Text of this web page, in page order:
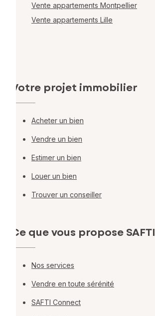
Vente appartements Montpellier
Vente appartements Lille
Votre projet immobilier
Acheter un bien
Vendre un bien
Estimer un bien
Louer un bien
Trouver un conseiller
Ce que vous propose SAFTI
Nos services
Vendre en toute sérénité
SAFTI Connect